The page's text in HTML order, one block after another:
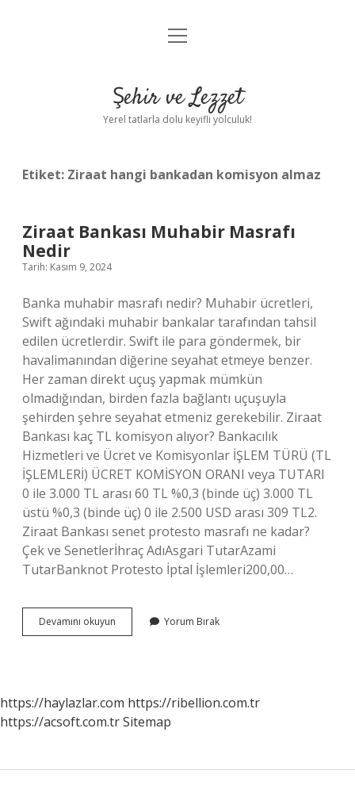
Anasayfa
Yasal Uyarı
menüyü
Şehir ve Lezzet
Yerel tatlarla dolu keyifli yolculuk!
Etiket: Ziraat hangi bankadan komisyon almaz
Ziraat Bankası Muhabir Masrafı
Nedir
Tarih: Kasım 9, 2024
Banka muhabir masrafı nedir? Muhabir ücretleri,
Swift ağındaki muhabir bankalar tarafından tahsil
edilen ücretlerdir. Swift ile para göndermek, bir
havalimanından diğerine seyahat etmeye benzer.
Her zaman direkt uçuş yapmak mümkün
olmadığından, birden fazla bağlantı uçuşuyla
şehirden şehre seyahat etmeniz gerekebilir. Ziraat
Bankası kaç TL komisyon alıyor? Bankacılık
Hizmetleri ve Ücret ve Komisyonlar İŞLEM TÜRÜ (TL
İŞLEMLERİ) ÜCRET KOMİSYON ORANI veya TUTARI
0 ile 3.000 TL arası 60 TL %0,3 (binde üç) 3.000 TL
üstü %0,3 (binde üç) 0 ile 2.500 USD arası 309 TL2.
Ziraat Bankası senet protesto masrafı ne kadar?
Çek ve Senetlerİhraç AdıAsgari TutarAzami
TutarBanknot Protesto İptal İşlemleri200,00…
Devamını okuyun
Bankası
Yorum Bırak
https://haylazlar.com https://ribellion.com.tr
https://acsoft.com.trSitemap